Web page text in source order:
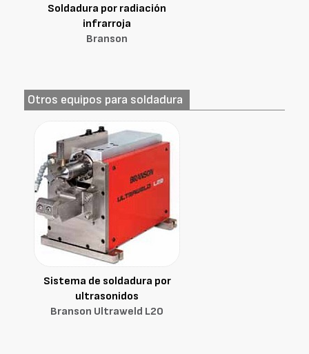
Soldadura por radiación
infrarroja
Branson
Otros equipos para soldadura
Sistema de soldadura por
ultrasonidos
Branson Ultraweld L20